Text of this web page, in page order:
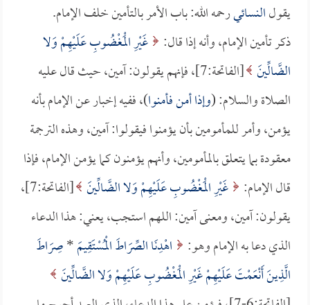
يقولالنسائيرحمه الله: باب الأمر بالتأمين خلف الإمام.
ذكر تأمين الإمام، وأنه إذا قال: غَيْرِ الْمَغْضُوبِ عَلَيْهِمْ وَلا
الضَّالِّينَ
[الفاتحة:7]، فإنهم يقولون: آمين، حيث قال عليه
الصلاة والسلام: (وإذا أمن فأمنوا)، ففيه إخبار عن الإمام بأنه
يؤمن، وأمر للمأمومين بأن يؤمنوا فيقولوا: آمين، وهذه الترجمة
معقودة بما يتعلق بالمأمومين، وأنهم يؤمنون كما يؤمن الإمام، فإذا
قال الإمام: غَيْرِ الْمَغْضُوبِ عَلَيْهِمْ وَلا الضَّالِّينَ
[الفاتحة:7]،
يقولون: آمين، ومعنى آمين: اللهم استجب، يعني: هذا الدعاء
الذي دعا به الإمام وهو:
اهْدِنَا الصِّرَاطَ الْمُسْتَقِيمَ*صِرَاطَ
الَّذِينَ أَنْعَمْتَ عَلَيْهِمْ غَيْرِ الْمَغْضُوبِ عَلَيْهِمْ وَلا الضَّالِّينَ